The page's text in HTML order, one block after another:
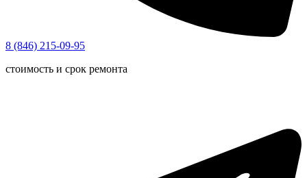
8 (846) 215-09-95
стоимость и срок ремонта